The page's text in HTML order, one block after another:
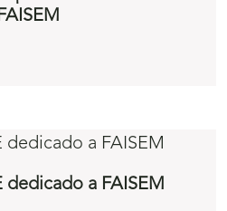
a FAISEM